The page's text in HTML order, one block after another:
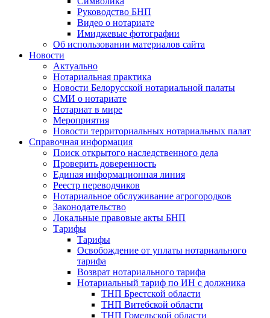
Руководство БНП
Видео о нотариате
Имиджевые фотографии
Об использовании материалов сайта
Новости
Актуально
Нотариальная практика
Новости Белорусской нотариальной палаты
СМИ о нотариате
Нотариат в мире
Мероприятия
Новости территориальных нотариальных палат
Справочная информация
Поиск открытого наследственного дела
Проверить доверенность
Единая информационная линия
Реестр переводчиков
Нотариальное обслуживание агрогородков
Законодательство
Локальные правовые акты БНП
Тарифы
Тарифы
Освобождение от уплаты нотариального
тарифа
Возврат нотариального тарифа
Нотариальный тариф по ИН с должника
ТНП Брестской области
ТНП Витебской области
ТНП Гомельской области